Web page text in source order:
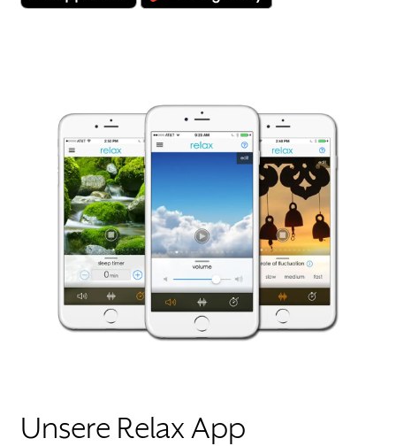
Unsere Relax App